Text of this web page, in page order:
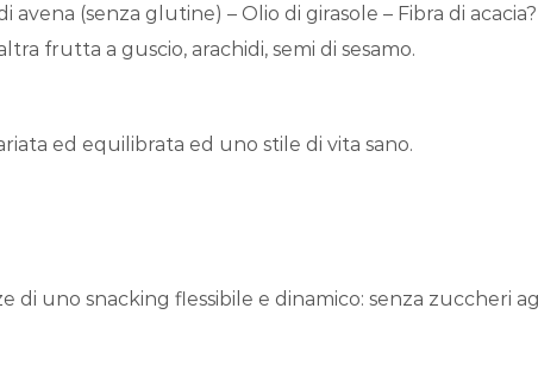
avena (senza glutine) – Olio di girasole – Fibra di
frutta a guscio, arachidi, semi di sesamo.
ed equilibrata ed uno stile di vita sano.
di uno snacking flessibile e dinamico: senza zuccheri